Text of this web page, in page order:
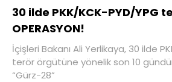
30 ilde PKK/KCK-PYD/YPG
OPERASYON!
İçişleri Bakanı Ali Yerlikaya, 30 ilde
terör örgütüne yönelik son 10
“Gürz-28”